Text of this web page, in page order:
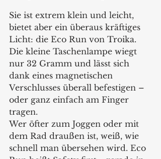
Sie ist extrem klein und leicht,
bietet aber ein überaus kräftiges
Licht: die Eco Run von Troika.
Die kleine Taschenlampe wiegt
nur 32 Gramm und lässt sich
dank eines magnetischen
Verschlusses überall befestigen –
oder ganz einfach am Finger
tragen.
Wer öfter zum Joggen oder mit
dem Rad draußen ist, weiß, wie
schnell man übersehen wird. Eco